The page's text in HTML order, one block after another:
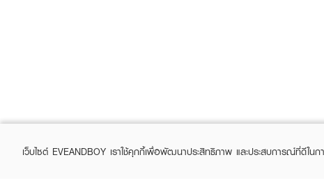
เว็บไซต์ EVEANDBOY เราใช้คุกกี้เพื่อพัฒนาประสิทธิภาพ และประสบการณ์ที่ดีใน